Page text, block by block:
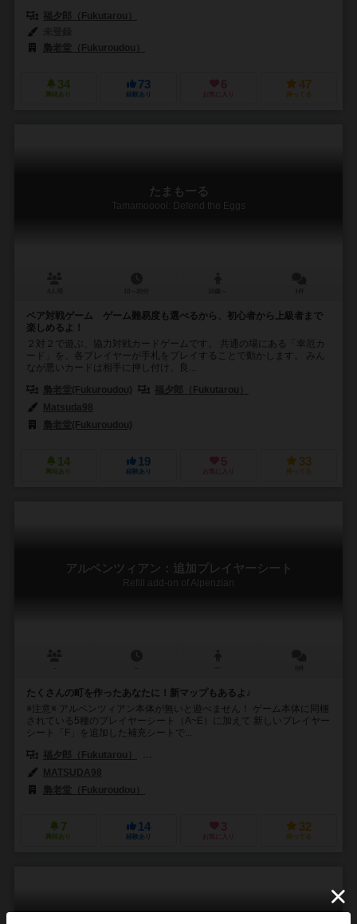
福夕郎（Fukutarou）
梟老堂（Fukuroudou）
34
興味あり
73
経験あり
6
お気に入り
47
持ってる
たまもーる
Tamamooool: Defend the Eggs
ペア対戦ゲーム ゲーム難易度も選べるから、初心者から上級者まで
楽しめるよ！
２対２で遊ぶ、協力対戦カードゲームです。 共通の場にある「幸厄カ
ード」を、各プレイヤーが手札をプレイすることで動かします。 みん
なが悪いカードは相手に押し付け、良...
梟老堂(Fukuroudou)
福夕郎（Fukutarou）
Matsuda98
梟老堂(Fukuroudou)
14
興味あり
19
経験あり
5
お気に入り
33
持ってる
アルペンツィアン：追加プレイヤーシート
Refill add-on of Alpenzian
たくさんの町を作ったあなたに！新マップもあるよ♪
※注意※ アルペンツィアン本体が無いと遊べません！ ゲーム本体に同梱
されている5種のプレイヤーシート（A~E）に加えて 新しいプレイヤー
シート「F」を追加した補充シートで...
福夕郎（Fukutarou）
MATSUDA98
梟老堂（Fukuroudou）
7
興味あり
14
経験あり
3
お気に入り
32
持ってる